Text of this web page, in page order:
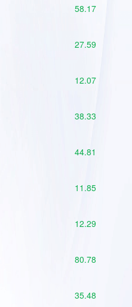
58.17
27.59
12.07
38.33
44.81
11.85
12.29
80.78
35.48